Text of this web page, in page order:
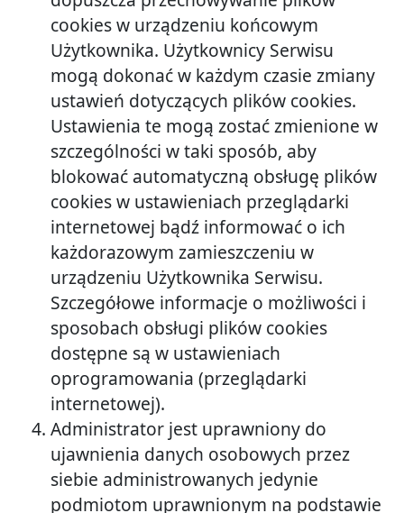
cookies w urządzeniu końcowym
Użytkownika. Użytkownicy Serwisu
mogą dokonać w każdym czasie zmiany
ustawień dotyczących plików cookies.
Ustawienia te mogą zostać zmienione w
szczególności w taki sposób, aby
blokować automatyczną obsługę plików
cookies w ustawieniach przeglądarki
internetowej bądź informować o ich
każdorazowym zamieszczeniu w
urządzeniu Użytkownika Serwisu.
Szczegółowe informacje o możliwości i
sposobach obsługi plików cookies
dostępne są w ustawieniach
oprogramowania (przeglądarki
internetowej).
Administrator jest uprawniony do
ujawnienia danych osobowych przez
siebie administrowanych jedynie
podmiotom uprawnionym na podstawie